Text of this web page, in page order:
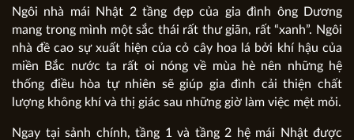
Ngôi nhà mái Nhật 2 tầng đẹp của gia đình ông Dương
mang trong mình một sắc thái rất thư giãn, rất “xanh”. Ngôi
nhà đề cao sự xuất hiện của cỏ cây hoa lá bởi khí hậu của
miền Bắc nước ta rất oi nóng về mùa hè nên những hệ
thống điều hòa tự nhiên sẽ giúp gia đình cải thiện chất
lượng không khí và thị giác sau những giờ làm việc mệt mỏi.
Ngay tại sảnh chính, tầng 1 và tầng 2 hệ mái Nhật được